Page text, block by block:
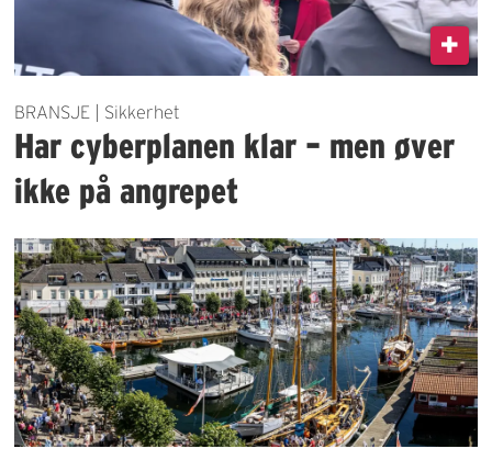
BRANSJE | Sikkerhet
Har cyberplanen klar – men øver
ikke på angrepet